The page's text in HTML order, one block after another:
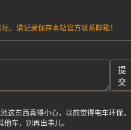
。请记录保存本站官方联系邮箱！
提
交
这东西真得小心，以前觉得电车环保，
车，别再出事儿。